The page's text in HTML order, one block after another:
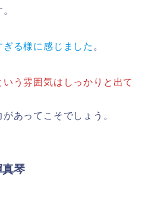
ぎる様に感じました 。
う雰囲気はしっかりと出て
あってこそでしょう。
真琴